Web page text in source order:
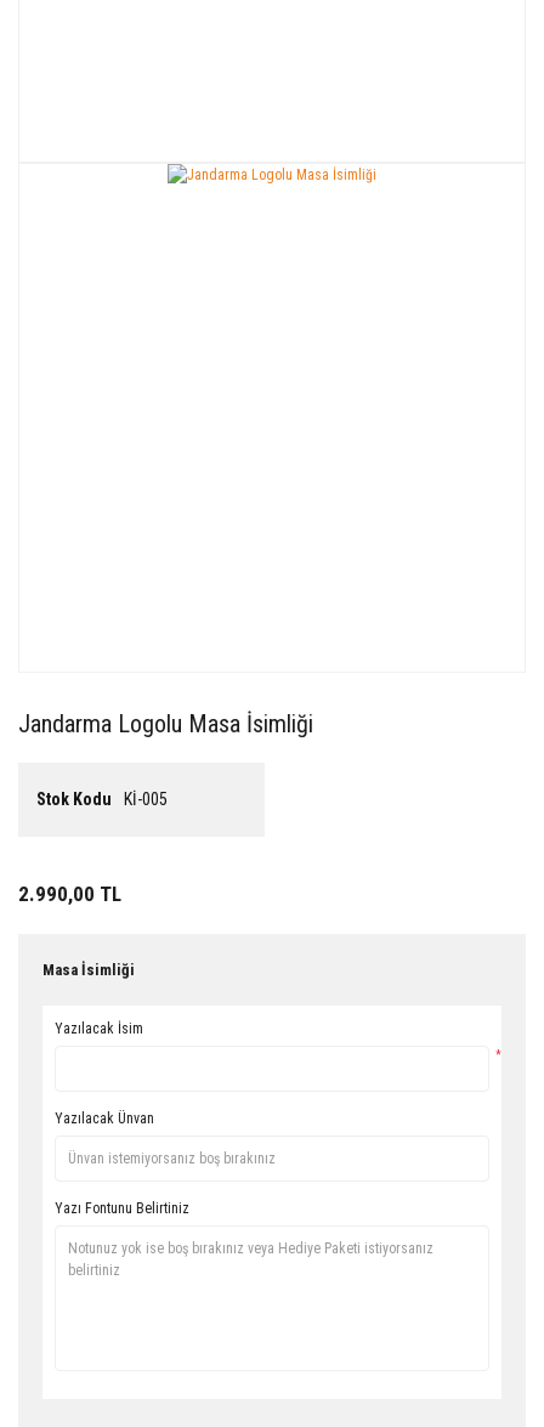
Jandarma Logolu Masa İsimliği
Stok Kodu Kİ-005
2.990,00 TL
Masa İsimliği
Yazılacak İsim
*
Yazılacak Ünvan
Yazı Fontunu Belirtiniz